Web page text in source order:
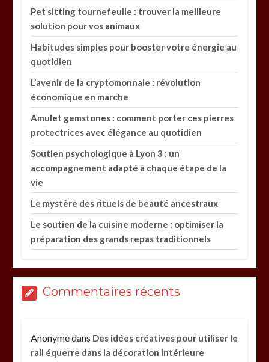
Pet sitting tournefeuile : trouver la meilleure
solution pour vos animaux
Habitudes simples pour booster votre énergie au
quotidien
L’avenir de la cryptomonnaie : révolution
économique en marche
Amulet gemstones : comment porter ces pierres
protectrices avec élégance au quotidien
Soutien psychologique à Lyon 3 : un
accompagnement adapté à chaque étape de la
vie
Le mystère des rituels de beauté ancestraux
Le soutien de la cuisine moderne : optimiser la
préparation des grands repas traditionnels
Commentaires récents
Anonymedans Des idées créatives pour utiliser le
rail équerre dans la décoration intérieure